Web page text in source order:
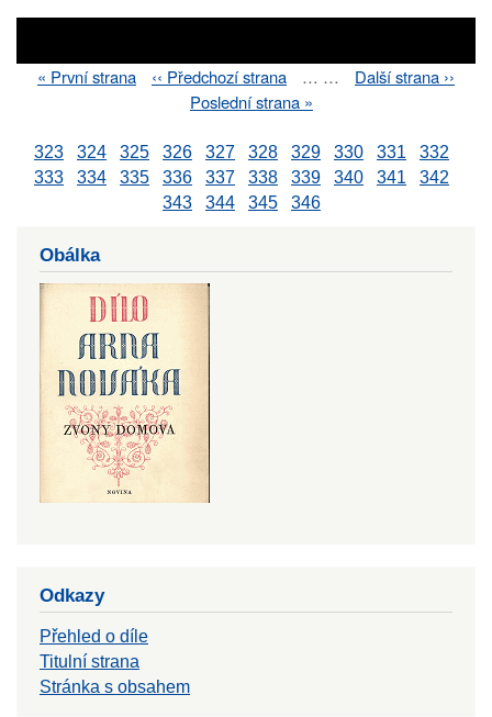
First
« První strana
Previous
‹‹ Předchozí strana … …
Next
Další strana ››
Last
Poslední strana »
323 324 325 326 327 328 329 330 331
332
333
334 335 336 337 338 339 340 341
342
343
344 345 346
Obálka
Odkazy
Přehled o díle
Titulní strana
Stránka s obsahem